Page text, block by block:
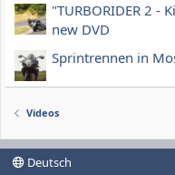
"TURBORIDER 2 -
new DVD
Sprintrennen in
Videos
Deutsch